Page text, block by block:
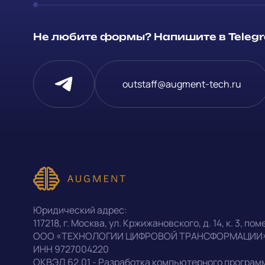
outstaff@augment-tech.ru
+7 (499) 302-30-53
Оставить заявку
Не любите формы? Напишите в
outstaff@augment-tech.ru
Юридический адрес:
117218, г. Москва,ул. Кржижановского, д. 14, к. 3,
ООО «ТЕХНОЛОГИИ ЦИФРОВОЙ
ИНН 9727004220
ОКВЭД 62.01 - Разработка компьютерного
Telegram
проект